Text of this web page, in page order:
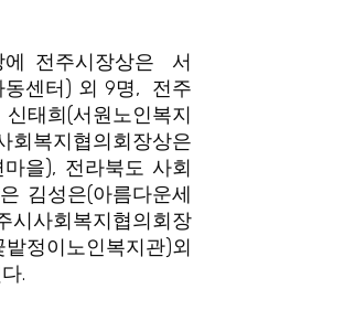
에 전주시장상은 서
동센터) 외 9명, 전주
태희(서원노인복지
회복지협의회장상은
을), 전라북도 사회
김성은(아름다운세
사회복지협의회장
정이노인복지관)외
.